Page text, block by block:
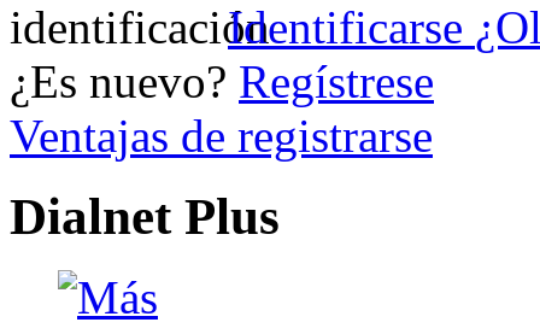
Identificarse
¿Es nuevo? Regístrese
Ventajas de registrarse
Dialnet Plus